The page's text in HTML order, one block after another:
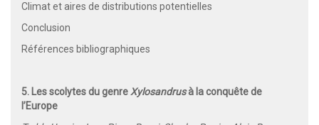
Climat et aires de distributions potentielles
Conclusion
Références bibliographiques
5. Les scolytes du genreXylosandrusà la conquête de
l’Europe